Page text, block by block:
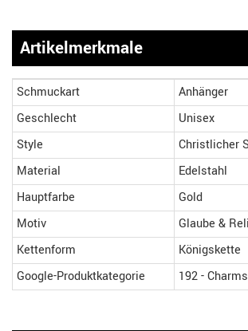
Artikelmerkmale
Schmuckart
Anhänger
Geschlecht
Unisex
Style
Christlicher
Material
Edelstahl
Hauptfarbe
Gold
Motiv
Glaube &
Kettenform
Königskette
Google-Produktkategorie
192 -